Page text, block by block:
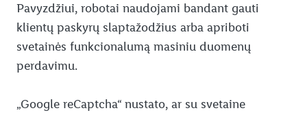
Pavyzdžiui, robotai naudojami bandant gauti
klientų paskyrų slaptažodžius arba apriboti
svetainės funkcionalumą masiniu duomenų
perdavimu.
„Google reCaptcha“ nustato, ar su svetaine